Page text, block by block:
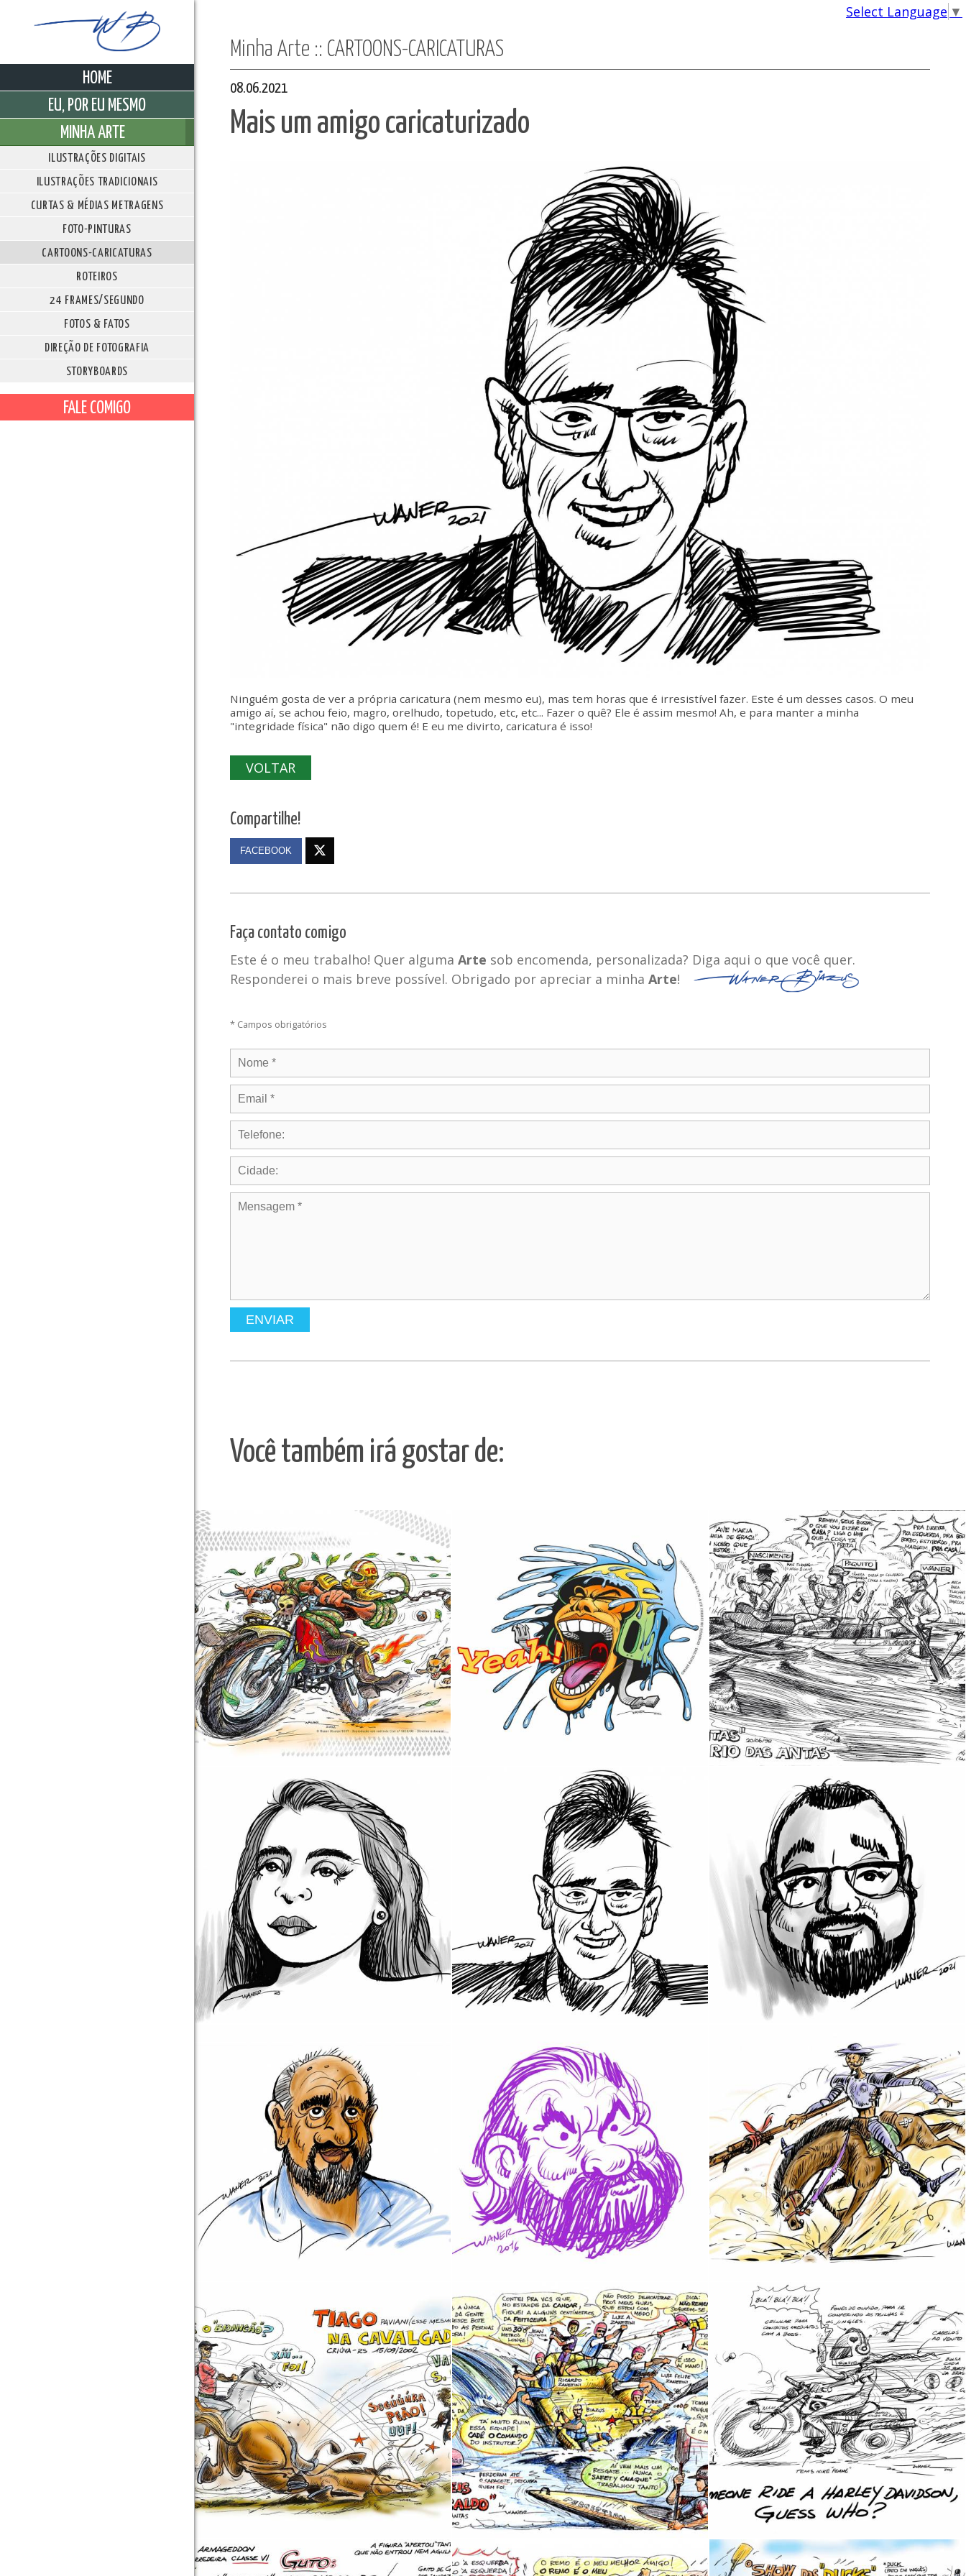
HOME
EU, POR EU MESMO
MINHA ARTE
ILUSTRAÇÕES DIGITAIS
ILUSTRAÇÕES TRADICIONAIS
CURTAS & MÉDIAS METRAGENS
FOTO-PINTURAS
CARTOONS-CARICATURAS
ROTEIROS
24 FRAMES/SEGUNDO
FOTOS & FATOS
DIREÇÃO DE FOTOGRAFIA
STORYBOARDS
FALE COMIGO
Minha Arte :: CARTOONS-CARICATURAS
08.06.2021
Mais um amigo caricaturizado
Ninguém gosta de ver a própria caricatura (nem mesmo eu), mas tem horas que é irresistível fazer. Este é um desses casos. O meu
amigo aí, se achou feio, magro, orelhudo, topetudo, etc, etc... Fazer o quê? Ele é assim mesmo! Ah, e para manter a minha
"integridade física" não digo quem é! E eu me divirto, caricatura é isso!
VOLTAR
Compartilhe!
FACEBOOK
Faça contato comigo
Este é o meu trabalho! Quer alguma Arte sob encomenda, personalizada? Diga aqui o que você quer.
Responderei o mais breve possível. Obrigado por apreciar a minha Arte!
* Campos obrigatórios
ENVIAR
Você também irá gostar de:
Select Language ▼